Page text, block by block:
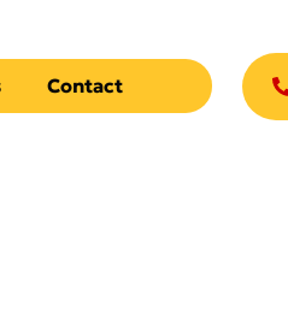
Contact